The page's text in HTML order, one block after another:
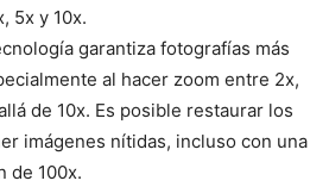
5x y 10x.
garantiza fotografías más
al hacer zoom entre 2x,
de 10x. Es posible restaurar los
imágenes nítidas, incluso con una
de 100x.